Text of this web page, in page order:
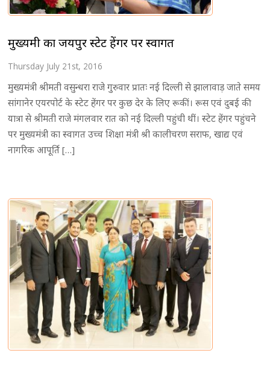
मुख्यमंत्री का जयपुर स्टेट हेंगर पर स्वागत
Thursday July 21st, 2016
मुख्यमंत्री श्रीमती वसुन्धरा राजे गुरुवार प्रातः नई दिल्ली से झालावाड़ जाते समय
सांगानेर एयरपोर्ट के स्टेट हेंगर पर कुछ देर के लिए रूकीं। रूस एवं दुबई की
यात्रा से श्रीमती राजे मंगलवार रात को नई दिल्ली पहुंची थीं। स्टेट हेंगर पहुंचने
पर मुख्यमंत्री का स्वागत उच्च शिक्षा मंत्री श्री कालीचरण सराफ, खाद्य एवं
नागरिक आपूर्ति […]